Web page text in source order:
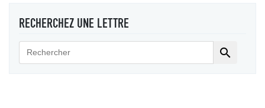
RECHERCHEZ UNE LETTRE
